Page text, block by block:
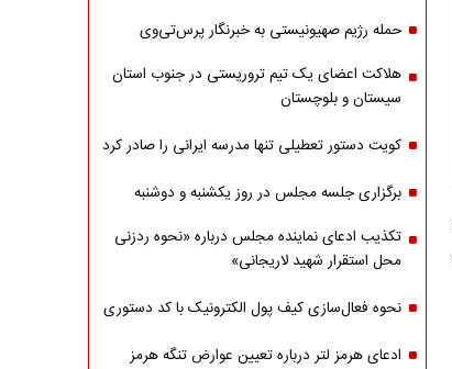
حمله رژیم صهیونیستی به خبرنگار پرس‌تی‌وی
هلاکت اعضای یک تیم تروریستی در جنوب استان
سیستان و بلوچستان
کویت دستور تعطیلی تنها مدرسه ایرانی را صادر کرد
برگزاری جلسه مجلس در روز یکشنبه و دوشنبه
تکذیب ادعای نماینده مجلس درباره «نحوه ردزنی
محل استقرار شهید لاریجانی»
نحوه فعال‌سازی کیف پول الکترونیک با کد دستوری
ادعای هرمز لتر درباره تعیین عوارض تنگه هرمز